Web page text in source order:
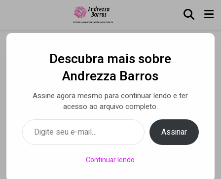
Vinagre balsâmico, um
curinga cada vez mais
presente na gastronomia
brasileira
Por Andrezza Barros • 29 out 2021
Descubra mais sobre
Andrezza Barros
Assine agora mesmo para continuar lendo e ter
acesso ao arquivo completo.
Digite seu e-mail…
Assinar
Continuar lendo